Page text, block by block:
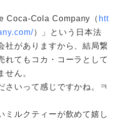
Coca-Cola Company（ htt
）」という日本法
社がありますから、結局繋
れてもコカ・コーラとして
せん。
さいって感じですかね。ㅋ
ミルクティーが飲めて嬉し